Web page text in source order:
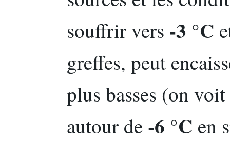
souffrir vers -3 °C
greffes, peut
plus basses (on
autour de -6 °C en